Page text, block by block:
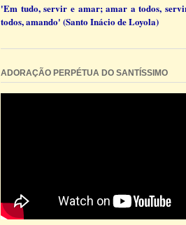
'Em tudo, servir e amar; amar a todos,
todos, amando' (Santo Inácio de Loyola)
ADORAÇÃO PERPÉTUA DO SANTÍSSIMO